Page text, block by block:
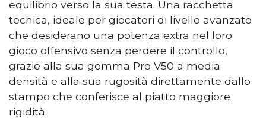
equilibrio verso la sua testa. Una racchetta
tecnica, ideale per giocatori di livello avanzato
che desiderano una potenza extra nel loro
gioco offensivo senza perdere il controllo,
grazie alla sua gomma Pro V50 a media
densità e alla sua rugosità direttamente dallo
stampo che conferisce al piatto maggiore
rigidità.